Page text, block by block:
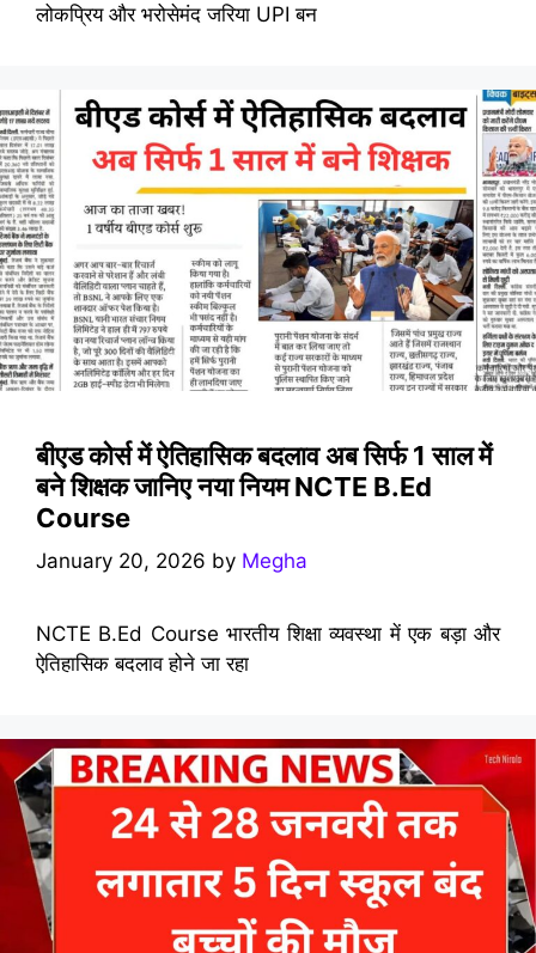
लोकप्रिय और भरोसेमंद जरिया UPI बन
बीएड कोर्स में ऐतिहासिक बदलाव अब सिर्फ 1 साल में
बने शिक्षक जानिए नया नियम NCTE B.Ed
Course
January 20, 2026 by Megha
NCTE B.Ed Course भारतीय शिक्षा व्यवस्था में एक बड़ा और
ऐतिहासिक बदलाव होने जा रहा